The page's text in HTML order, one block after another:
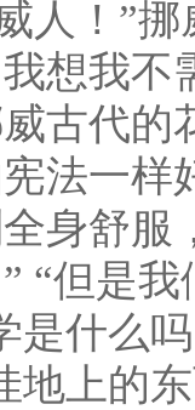
人！”
想我不
古代
法一样
身舒服
“但是
是什么
地上的